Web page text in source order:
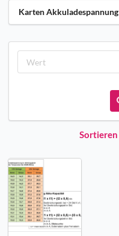
Karten Akkuladespannung
Sortieren